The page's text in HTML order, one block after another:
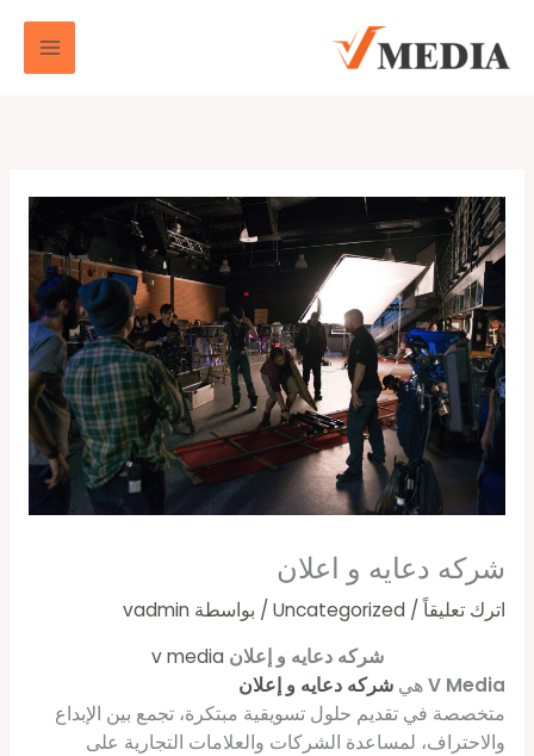
المحتوى
شركه دعايه و اعلان
اترك تعليقاً /
Uncategorized/ بواسطة vadmin
شركه دعايه و إعلان
V Mediaهي شركه دعايه و إعلان
متخصصة في تقديم حلول تسويقية مبتكرة، تجمع بين الإبداع
والاحتراف، لمساعدة الشركات والعلامات التجارية على